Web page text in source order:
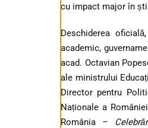
cu impact major în
Deschiderea
academic,
acad. Octavian
ale ministrului
Director pentru
Naționale a
România –